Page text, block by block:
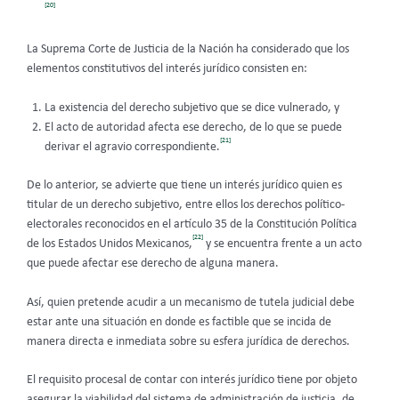
[20]
La Suprema Corte de Justicia de la Nación ha considerado que los
elementos constitutivos del interés jurídico consisten en:
La existencia del derecho subjetivo que se dice vulnerado, y
El acto de autoridad afecta ese derecho, de lo que se puede
derivar el agravio correspondiente.
[21]
De lo anterior, se advierte que tiene un interés jurídico quien es
titular de un derecho subjetivo, entre ellos los derechos político-
electorales reconocidos en el artículo 35 de la Constitución Política
de los Estados Unidos Mexicanos,
[22]
y se encuentra frente a un acto
que puede afectar ese derecho de alguna manera.
Así, quien pretende acudir a un mecanismo de tutela judicial debe
estar ante una situación en donde es factible que se incida de
manera directa e inmediata sobre su esfera jurídica de derechos.
El requisito procesal de contar con interés jurídico tiene por objeto